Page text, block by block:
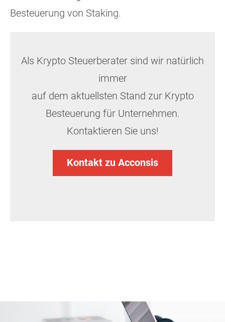
Besteuerung von Staking.
Als Krypto Steuerberater sind wir natürlich
immer
auf dem aktuellsten Stand zur Krypto
Besteuerung für Unternehmen.
Kontaktieren Sie uns!
Kontakt zu Acconsis